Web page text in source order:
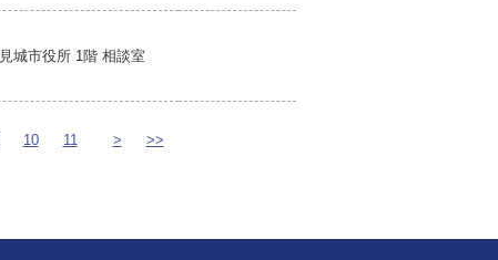
城市役所 1階 相談室
10 11 > >>